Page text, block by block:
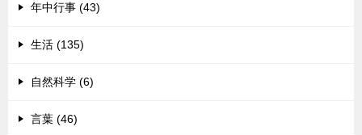
年中行事 (43)
生活 (135)
自然科学 (6)
言葉 (46)